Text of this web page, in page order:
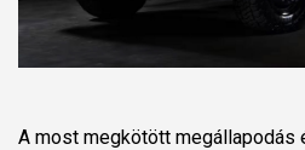
A most megkötött megállapodás